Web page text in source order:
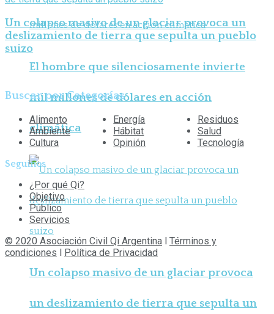
El hombre que silenciosamente invierte
mil millones de dólares en acción
climática
Un colapso masivo de un glaciar provoca
un deslizamiento de tierra que sepulta un
Un colapso masivo de un glaciar provoca un
deslizamiento de tierra que sepulta un pueblo
suizo
Buscar por Categorías
Alimento
Ambiente
Cultura
Energía
Hábitat
Opinión
Residuos
Salud
Tecnología
Seguinos
¿Por qué Qi?
Objetivo
Público
Servicios
© 2020 Asociación Civil Qi Argentina l Términos y
condiciones l Política de Privacidad